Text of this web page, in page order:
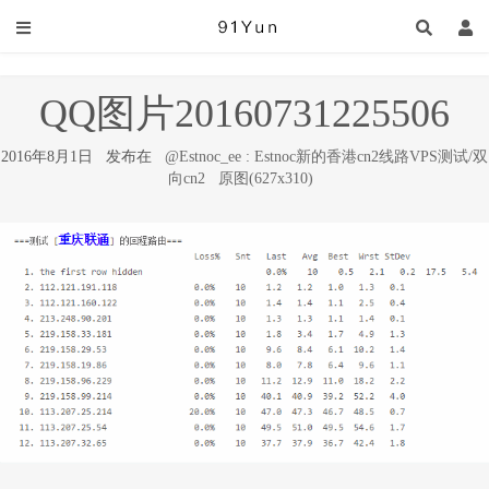
QQ图片20160731225506
2016年8月1日 发布在 @Estnoc_ee : Estnoc新的香港cn2线路VPS测试/双
向cn2
原图(627x310)